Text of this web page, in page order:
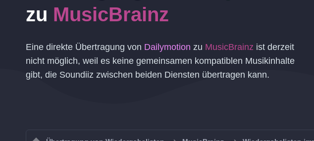
zu MusicBrainz
Eine direkte Übertragung von Dailymotion zu MusicBrainz ist derzeit
nicht möglich, weil es keine gemeinsamen kompatiblen Musikinhalte
gibt, die Soundiiz zwischen beiden Diensten übertragen kann.